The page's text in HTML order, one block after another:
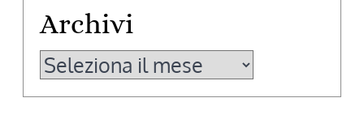
Archivi
Archivi